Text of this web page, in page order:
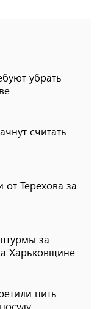
убрать
считать
Терехова за
за
Харьковщине
пить